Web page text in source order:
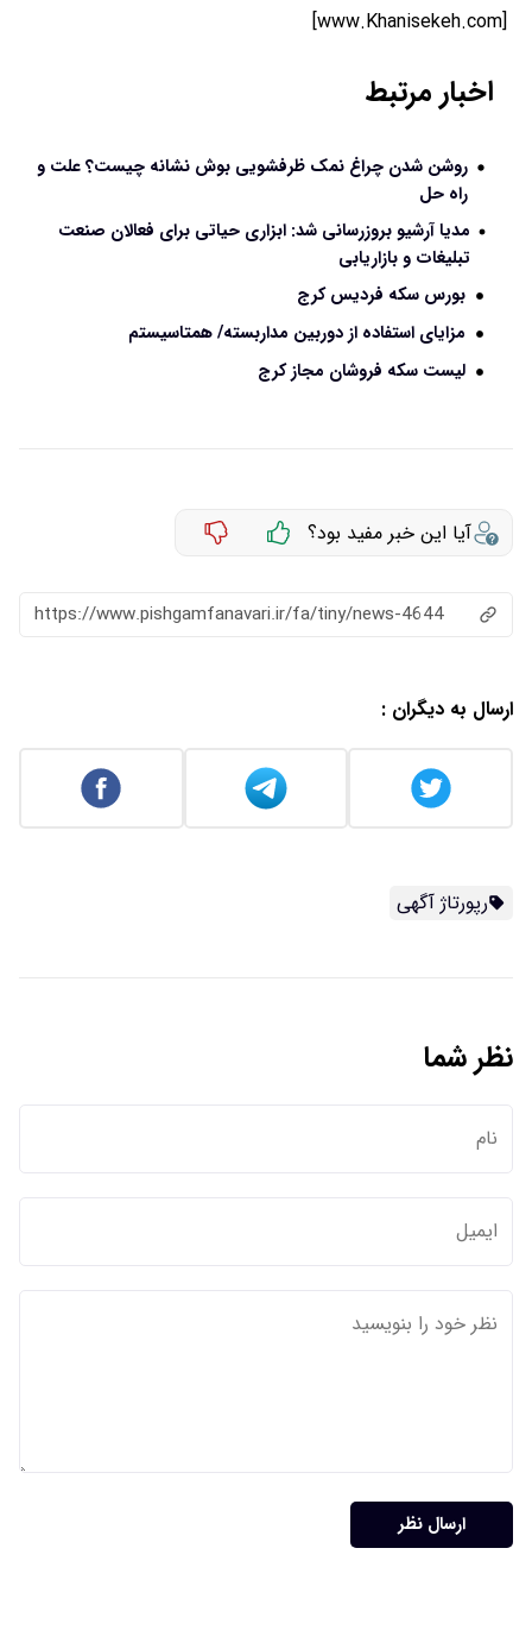
[www.Khanisekeh.com]
اخبار مرتبط
روشن شدن چراغ نمک ظرفشویی بوش نشانه چیست؟ علت و
راه حل
مدیا آرشیو بروزرسانی شد: ابزاری حیاتی برای فعالان صنعت
تبلیغات و بازاریابی
بورس سکه فردیس کرج
مزایای استفاده از دوربین مداربسته/ همتاسیستم
لیست سکه فروشان مجاز کرج
آیا این خبر مفید بود؟
https://www.pishgamfanavari.ir/fa/tiny/news-4644
ارسال به دیگران :
رپورتاژ آگهی
نظر شما
ارسال نظر